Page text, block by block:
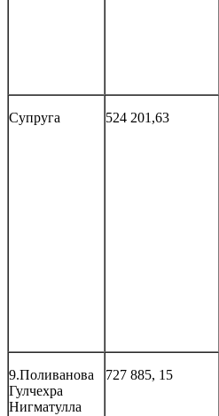
Супруга 524 201,63
9.Поливанова
Гулчехра
Нигматулла
727 885, 15